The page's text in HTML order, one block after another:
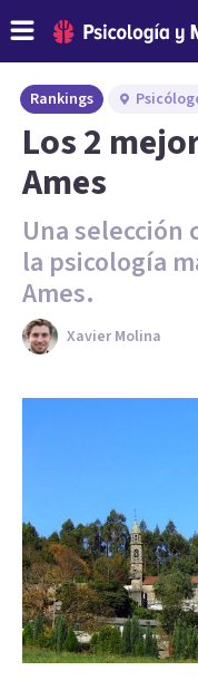
Rankings
Los 2
Ames
Una selección
la psicología
Ames.
Xavier Molina